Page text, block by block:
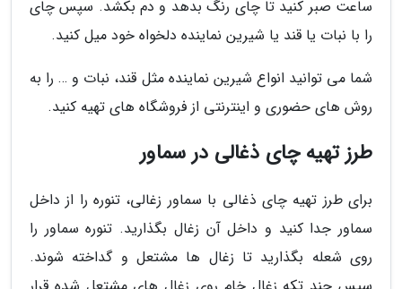
ساعت صبر کنید تا چای رنگ بدهد و دم بکشد. سپس چای
را با نبات یا قند یا شیرین نماینده دلخواه خود میل کنید.
شما می توانید انواع شیرین نماینده مثل قند، نبات و … را به
روش های حضوری و اینترنتی از فروشگاه های تهیه کنید.
طرز تهیه چای ذغالی در سماور
برای طرز تهیه چای ذغالی با سماور زغالی، تنوره را از داخل
سماور جدا کنید و داخل آن زغال بگذارید. تنوره سماور را
روی شعله بگذارید تا زغال ها مشتعل و گداخته شوند.